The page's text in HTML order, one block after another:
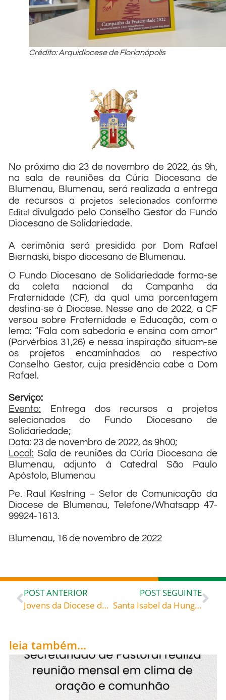
Crédito: Arquidiocese de Florianópolis
No próximo dia 23 de novembro de 2022, às 9h,
na sala de reuniões da Cúria Diocesana de
Blumenau, Blumenau, será realizada a entrega
de recursos a projetos selecionadosconforme
Edital divulgado pelo Conselho Gestor do Fundo
Diocesano de Solidariedade.
A cerimônia será presidida por Dom Rafael
Biernaski, bispo diocesano de Blumenau.
O Fundo Diocesano de Solidariedade forma-se
da coleta nacional da Campanha da
Fraternidade (CF), da qual uma porcentagem
destina-se à Diocese. Nesse ano de 2022, a CF
versou sobre Fraternidade e Educação, com o
lema: “Fala com sabedoria e ensina com amor”
(Porvérbios 31,26) e nessa inspiração situam-se
os projetos encaminhados ao respectivo
Conselho Gestor, cuja presidência cabe a Dom
Rafael.
Serviço:
Evento: Entrega dos recursos a projetos
selecionados do Fundo Diocesano de
Solidariedade;
Data: 23 de novembro de 2022, às 9h00;
Local: Sala de reuniões da Cúria Diocesana de
Blumenau, adjunto à Catedral São Paulo
Apóstolo, Blumenau
Pe. Raul Kestring – Setor de Comunicação da
Diocese de Blumenau, Telefone/Whatsapp 47-
99924-1613.
Blumenau, 16 de novembro de 2022
POST ANTERIOR
Jovens da Diocese de Blumenau celebram o Dia Nacional da Juventude
POST SEGUINTE
Santa Isabel da Hungria (1207-1231), celebrada hoje, dia 17 de novembro, roga por todos nós!
leia também...